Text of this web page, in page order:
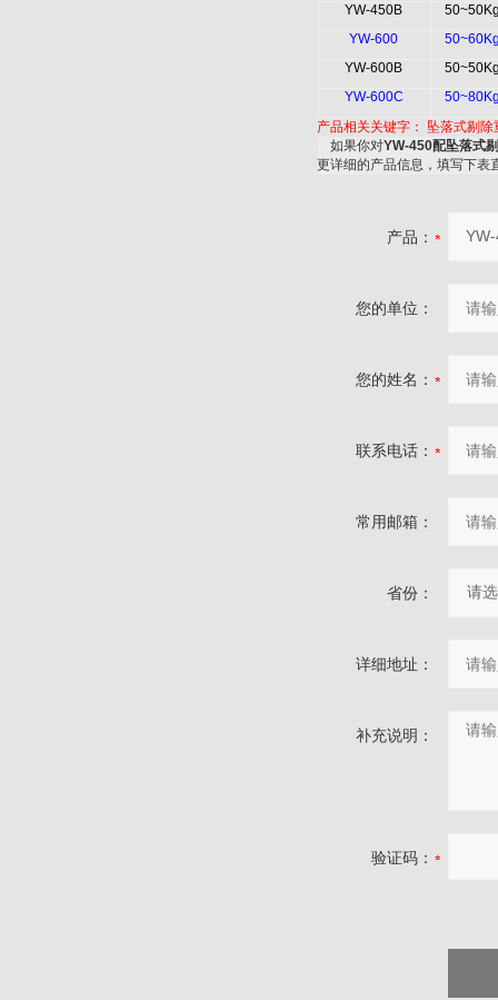
YW-450B
YW-600
YW-600B
YW-600C
产品相关关键字： 坠落式剔
如果你对YW-450配坠落式
更详细的产品信息，填写下表
产品：
您的单位：
您的姓名：
联系电话：
常用邮箱：
省份：
详细地址：
补充说明：
验证码：